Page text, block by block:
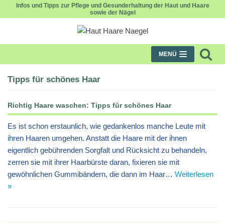
Infos und Tipps zur Pflege und Gesunderhaltung der Haut und Haare
sowie der Nägel
MENÜ
Tipps für schönes Haar
Richtig Haare waschen: Tipps für schönes Haar
Es ist schon erstaunlich, wie gedankenlos manche Leute mit
ihren Haaren umgehen. Anstatt die Haare mit der ihnen
eigentlich gebührenden Sorgfalt und Rücksicht zu behandeln,
zerren sie mit ihrer Haarbürste daran, fixieren sie mit
gewöhnlichen Gummibändern, die dann im Haar… Weiterlesen
»